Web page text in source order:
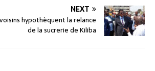
NEXT
hypothèquent la relance
de la sucrerie de Kiliba